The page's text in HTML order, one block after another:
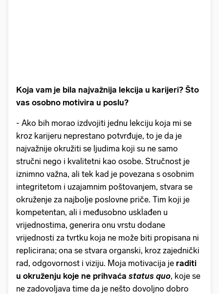
Koja vam je bila najvažnija lekcija u karijeri? Što
vas osobno motivira u poslu?
- Ako bih morao izdvojiti jednu lekciju koja mi se
kroz karijeru neprestano potvrđuje, to je da je
najvažnije okružiti se ljudima koji su ne samo
stručni nego i kvalitetni kao osobe. Stručnost je
iznimno važna, ali tek kad je povezana s osobnim
integritetom i uzajamnim poštovanjem, stvara se
okruženje za najbolje poslovne priče. Tim koji je
kompetentan, ali i međusobno usklađen u
vrijednostima, generira onu vrstu dodane
vrijednosti za tvrtku koja ne može biti propisana ni
replicirana; ona se stvara organski, kroz zajednički
rad, odgovornost i viziju. Moja motivacija je raditi
u okruženju koje ne prihvaća status quo, koje se
ne zadovoljava time da je nešto dovoljno dobro